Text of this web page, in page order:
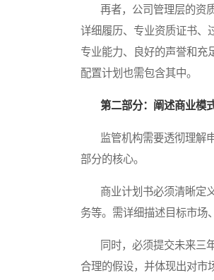
再者，公司管理层的资质
详细履历、专业资质证书、
专业能力、良好的声誉和充
配置计划也需包含其中。
第二部分：阐述商业模
监管机构需要透彻理解申
部分的核心。
商业计划书必须清晰定义
务等。需详细描述目标市场
同时，必须提交未来三年
合理的假设，并体现出对市